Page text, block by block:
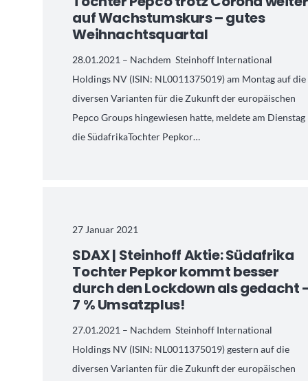
auf Wachstumskurs – gutes
Weihnachtsquartal
28.01.2021 – Nachdem Steinhoff International
Holdings NV (ISIN: NL0011375019) am Montag auf die
diversen Varianten für die Zukunft der europäischen
Pepco Groups hingewiesen hatte, meldete am Dienstag
die SüdafrikaTochter Pepkor…
27 Januar 2021
SDAX | Steinhoff Aktie: Südafrika
Tochter Pepkor kommt besser
durch den Lockdown als gedacht
7 % Umsatzplus!
27.01.2021 – Nachdem Steinhoff International
Holdings NV (ISIN: NL0011375019) gestern auf die
diversen Varianten für die Zukunft der europäischen